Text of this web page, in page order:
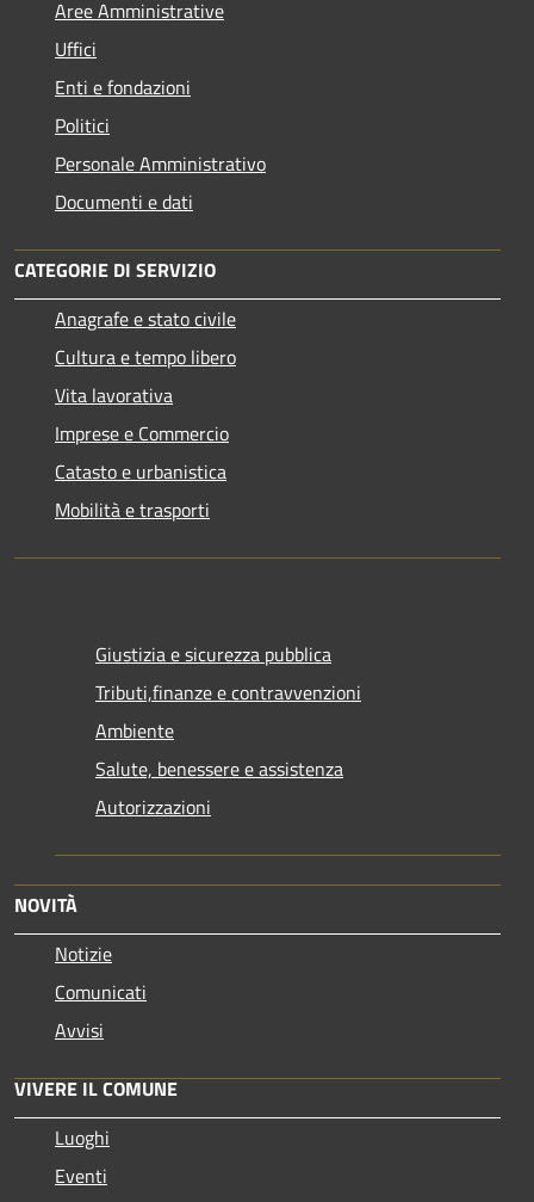
Aree Amministrative
Uffici
Enti e fondazioni
Politici
Personale Amministrativo
Documenti e dati
CATEGORIE DI SERVIZIO
Anagrafe e stato civile
Cultura e tempo libero
Vita lavorativa
Imprese e Commercio
Catasto e urbanistica
Mobilità e trasporti
Giustizia e sicurezza pubblica
Tributi,finanze e contravvenzioni
Ambiente
Salute, benessere e assistenza
Autorizzazioni
NOVITÀ
Notizie
Comunicati
Avvisi
VIVERE IL COMUNE
Luoghi
Eventi